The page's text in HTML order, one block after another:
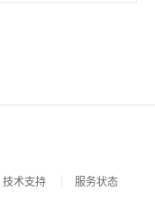
技术支持
服务状态